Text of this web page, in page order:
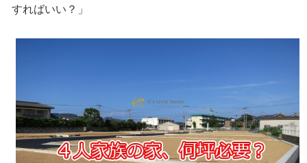
すればいい？」